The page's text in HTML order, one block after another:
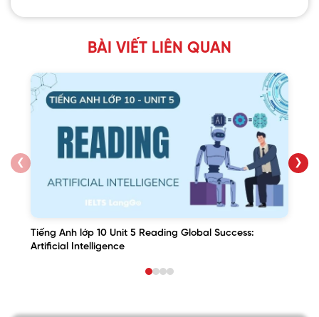
BÀI VIẾT LIÊN QUAN
❮
Tiếng Anh lớp 10 Unit 5 Reading Global Success:
Artificial Intelligence
❯